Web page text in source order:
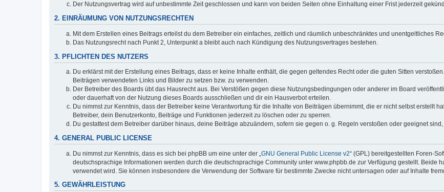
Der Nutzungsvertrag wird auf unbestimmte Zeit geschlossen und kann von beiden Seiten ohne Einhaltung einer Frist jederzeit
2. EINRÄUMUNG VON NUTZUNGSRECHTEN
Mit dem Erstellen eines Beitrags erteilst du dem Betreiber ein einfaches, zeitlich und räumlich unbeschränktes und unentgeltliches
Das Nutzungsrecht nach Punkt 2, Unterpunkt a bleibt auch nach Kündigung des Nutzungsvertrages bestehen.
3. PFLICHTEN DES NUTZERS
Du erklärst mit der Erstellung eines Beitrags, dass er keine Inhalte enthält, die gegen geltendes Recht oder die guten Sitten
Beiträgen verwendeten Links und Bilder zu setzen bzw. zu verwenden.
Der Betreiber des Boards übt das Hausrecht aus. Bei Verstößen gegen diese Nutzungsbedingungen oder anderer im Board
oder dauerhaft von der Nutzung dieses Boards ausschließen und dir ein Hausverbot erteilen.
Du nimmst zur Kenntnis, dass der Betreiber keine Verantwortung für die Inhalte von Beiträgen übernimmt, die er nicht selbst erstellt
Betreiber, dein Benutzerkonto, Beiträge und Funktionen jederzeit zu löschen oder zu sperren.
Du gestattest dem Betreiber darüber hinaus, deine Beiträge abzuändern, sofern sie gegen o. g. Regeln verstoßen oder geeignet
4. GENERAL PUBLIC LICENSE
Du nimmst zur Kenntnis, dass es sich bei phpBB um eine unter der „ GNU General Public License v2“ (GPL) bereitgestellten Foren-
deutschsprachige Informationen werden durch die deutschsprachige Community unter www.phpbb.de zur Verfügung gestellt. Beide
verwendet wird. Sie können insbesondere die Verwendung der Software für bestimmte Zwecke nicht untersagen oder auf Inhalte
5. GEWÄHRLEISTUNG